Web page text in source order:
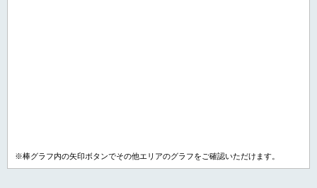
※棒グラフ内の矢印ボタンでその他エリアのグラフをご確認いただけます。